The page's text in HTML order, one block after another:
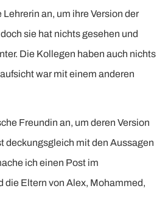
an, um ihre Version der
sie hat nichts gesehen und
Die Kollegen haben auch nichts
war mit einem anderen
Freundin an, um deren Version
deckungsgleich mit den Aussagen
ich einen Post im
die Eltern von Alex, Mohammed,